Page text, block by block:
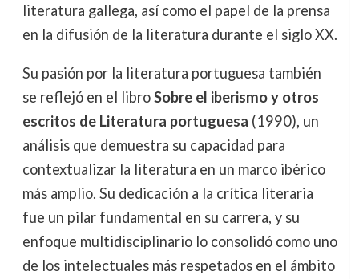
literatura gallega, así como el papel de la prensa
en la difusión de la literatura durante el siglo XX.
Su pasión por la literatura portuguesa también
se reflejó en el libroSobre el iberismo y otros
escritos de Literatura portuguesa (1990), un
análisis que demuestra su capacidad para
contextualizar la literatura en un marco ibérico
más amplio. Su dedicación a la crítica literaria
fue un pilar fundamental en su carrera, y su
enfoque multidisciplinario lo consolidó como uno
de los intelectuales más respetados en el ámbito